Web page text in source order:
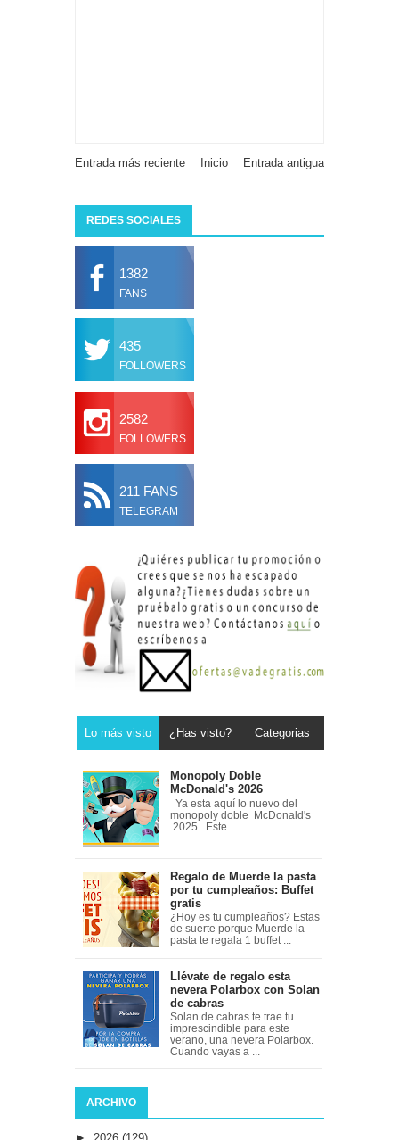
Entrada más reciente Entrada antigua
Inicio
REDES SOCIALES
1382
FANS
435
FOLLOWERS
2582
FOLLOWERS
211 FANS
TELEGRAM
Lo más visto ¿Has visto? Categorias
Monopoly Doble
McDonald's 2026
Ya esta aquí lo nuevo del
monopoly doble McDonald's
2025 . Este ...
Regalo de Muerde la pasta
por tu cumpleaños: Buffet
gratis
¿Hoy es tu cumpleaños? Estas
de suerte porque Muerde la
pasta te regala 1 buffet ...
Llévate de regalo esta
nevera Polarbox con Solan
de cabras
Solan de cabras te trae tu
imprescindible para este
verano, una nevera Polarbox.
Cuando vayas a ...
ARCHIVO